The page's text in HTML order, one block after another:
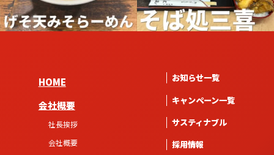
HOME
会社概要
社長挨拶
会社概要
お知らせ一覧
キャンペーン一覧
サスティナブル
採用情報